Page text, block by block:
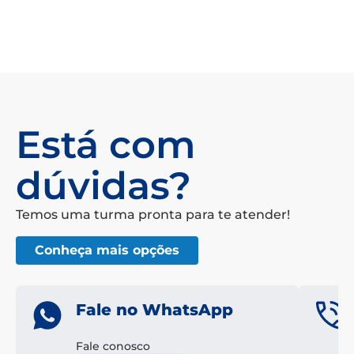
Está com
dúvidas?
Temos uma turma pronta para te atender!
Conheça mais opções
Fale no WhatsApp
Fale conosco